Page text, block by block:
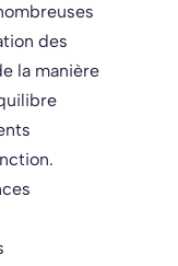
des
la manière